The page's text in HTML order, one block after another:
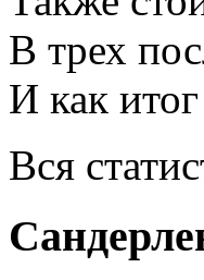
В трех
И как
Вся